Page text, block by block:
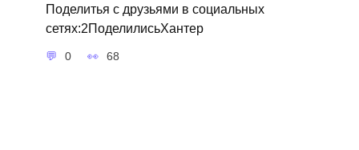
Поделитья с друзьями в социальных
сетях:2ПоделилисьХантер
0 68